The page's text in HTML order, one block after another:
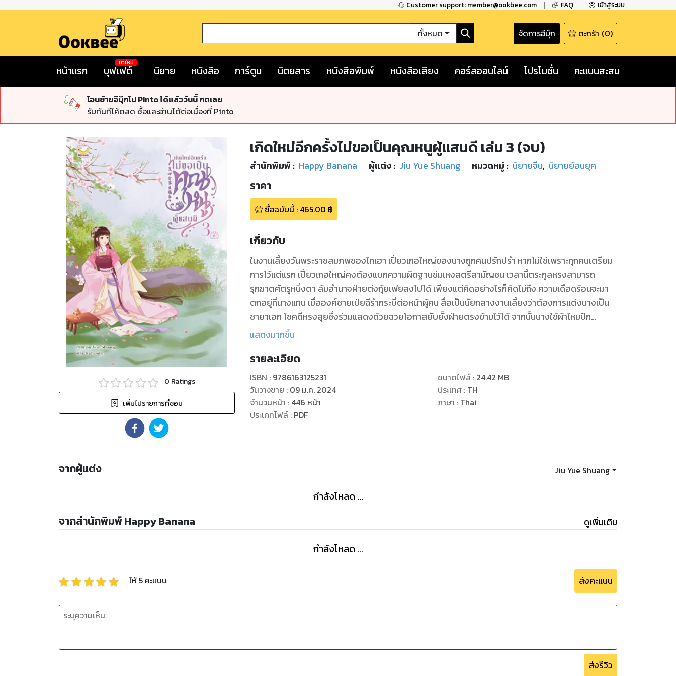
Customer support: member@ookbee.com FAQ เข้าสู่ระบบ
ทั้งหมด จัดการอีบุ๊ก ตะกร้า (0)
หน้าแรก บุฟเฟต์
มาใหม่
นิยาย หนังสือ การ์ตูน นิตยสาร หนังสือพิมพ์ หนังสือเสียง คอร์สออนไลน์ โปรโมชั่น คะแนนสะสม
โอนย้ายอีบุ๊กไป Pinto ได้แล้ววันนี้ กดเลย
รับทันทีโค้ดลด ซื้อและอ่านได้ต่อเนื่องที่ Pinto
0 Ratings
เพิ่มไปรายการที่ชอบ
เกิดใหม่อีกครั้งไม่ขอเป็นคุณหนูผู้แสนดี เล่ม 3 (จบ)
สำนักพิมพ์ : Happy Banana ผู้แต่ง : Jiu Yue Shuang หมวดหมู่ : นิยายจีน, นิยายย้อนยุค
ราคา
ซื้อฉบับนี้: 465.00 ฿
เกี่ยวกับ
ในงานเลี้ยงวันพระราชสมภพของไทเฮา เปี่ยวเกอใหญ่ของนางถูกคนปรักปรำ หากไม่ใช่เพราะทุกคนเตรียม
การไว้แต่แรก เปี่ยวเกอใหญ่คงต้องแบกความผิดฐานข่มเหงสตรีสามัญชน เวลานี้ตระกูลหรงสามารถ
รุกฆาตศัตรูหนึ่งตา ล้มอำนาจฝ่ายต่งกุ้ยเฟยลงไปได้ เพียงแต่คิดอย่างไรก็คิดไม่ถึง ความเดือดร้อนจะมา
ตกอยู่ที่นางแทน เมื่อองค์ชายเป่ยฉีรำกระบี่ต่อหน้าผู้คน สื่อเป็นนัยกลางงานเลี้ยงว่าต้องการแต่งนางเป็น
ชายาเอก โชคดีหรงสุยซึ่งร่วมแสดงด้วยฉวยโอกาสยับยั้งฝ่ายตรงข้ามไว้ได้ จากนั้นนางใช้ผ้าไหมปัก
ลายสองหน้าชิงความประทับใจจากไทเฮาได้สำเร็จ ฮ่องเต้จึงอนุญาตให้นางตัดสินใจเรื่องการแต่งงานด้วย
ให้นาง โดยมุ่งเป้าไปที่บรรดาเปี่ยวเกอของนาง หรงสุยผู้เย็นชามาแต่ไหนแต่ไรและถูกเตะออกจากรายชื่อ
ตั้งแต่แรก กลับปฏิเสธตัวเลือกทั้งหมด เพราะเขาจะแต่งนางเอง!
แสดงมากขึ้น
รายละเอียด
ISBN : 9786163125231
วันวางขาย : 09 ม.ค. 2024
จำนวนหน้า : 446 หน้า
ประเภทไฟล์: PDF
ขนาดไฟล์: 24.42 MB
ประเทศ : TH
ภาษา : Thai
จากผู้แต่ง Jiu Yue Shuang
กำลังโหลด ...
จากสำนักพิมพ์ Happy Banana ดูเพิ่มเติม
กำลังโหลด ...
ให้ 5 คะแนน ส่งคะแนน
ส่งรีวิว